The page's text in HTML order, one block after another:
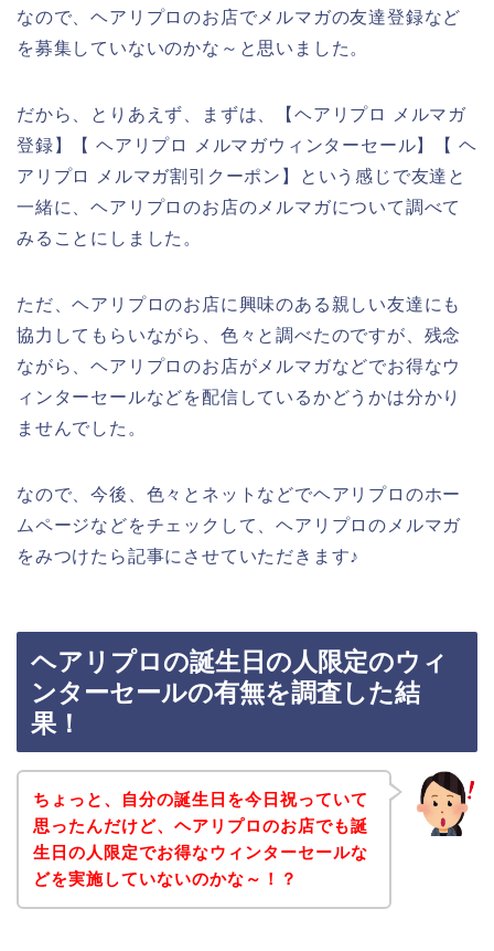
なので、ヘアリプロのお店でメルマガの友達登録など
を募集していないのかな～と思いました。
だから、とりあえず、まずは、【ヘアリプロ メルマガ
登録】【 ヘアリプロ メルマガウィンターセール】【 ヘ
アリプロ メルマガ割引クーポン】という感じで友達と
一緒に、ヘアリプロのお店のメルマガについて調べて
みることにしました。
ただ、ヘアリプロのお店に興味のある親しい友達にも
協力してもらいながら、色々と調べたのですが、残念
ながら、ヘアリプロのお店がメルマガなどでお得なウ
ィンターセールなどを配信しているかどうかは分かり
ませんでした。
なので、今後、色々とネットなどでヘアリプロのホー
ムページなどをチェックして、ヘアリプロのメルマガ
をみつけたら記事にさせていただきます♪
ヘアリプロの誕生日の人限定のウィ
ンターセールの有無を調査した結
果！
ちょっと、自分の誕生日を今日祝っていて
思ったんだけど、ヘアリプロのお店でも誕
生日の人限定でお得なウィンターセールな
どを実施していないのかな～！？